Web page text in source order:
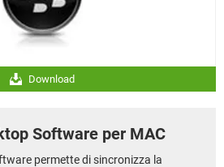
Download
Software per MAC
permette di sincronizza la